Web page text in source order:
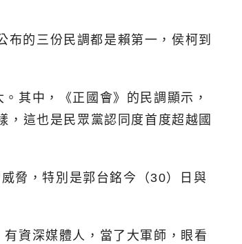
的三份民調都是賴第一，侯柯到
其中，《正國會》的民調顯示，
這也是民眾黨認同度首度超越國
脅，特別是郭台銘今（30）日與
資深媒體人，當了大軍師，眼看